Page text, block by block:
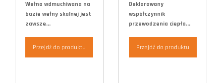
Wełna wdmuchiwana na
bazie wełny skalnej jest
zawsze...
Przejdź do produktu
Deklarowany
współczynnik
przewodzenia ciepła...
Przejdź do produktu